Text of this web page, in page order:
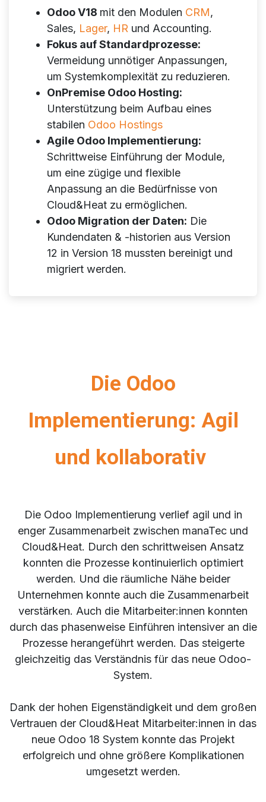
Odoo V18 mit den Modulen CRM,
Sales, Lager, HR und Accounting.
Fokus auf Standardprozesse:
Vermeidung unnötiger Anpassungen,
um Systemkomplexität zu reduzieren.
OnPremise Odoo Hosting:
Unterstützung beim Aufbau eines
stabilen Odoo Hostings
Agile Odoo Implementierung:
Schrittweise Einführung der Module,
um eine zügige und flexible
Anpassung an die Bedürfnisse von
Cloud&Heat zu ermöglichen.
Odoo Migration der Daten: Die
Kundendaten & -historien aus Version
12 in Version 18 mussten bereinigt und
migriert werden.
Die Odoo
Implementierung: Agil
und kollaborativ
Die Odoo Implementierung verlief agil und in
enger Zusammenarbeit zwischen manaTec und
Cloud&Heat. Durch den schrittweisen Ansatz
konnten die Prozesse kontinuierlich optimiert
werden. Und die räumliche Nähe beider
Unternehmen konnte auch die Zusammenarbeit
verstärken. Auch die Mitarbeiter:innen konnten
durch das phasenweise Einführen intensiver an die
Prozesse herangeführt werden. Das steigerte
gleichzeitig das Verständnis für das neue Odoo-
System.
Dank der hohen Eigenständigkeit und dem großen
Vertrauen der Cloud&Heat Mitarbeiter:innen in das
neue Odoo 18 System konnte das Projekt
erfolgreich und ohne größere Komplikationen
umgesetzt werden.